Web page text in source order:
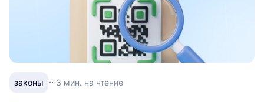
законы ~ 3 мин. на чтение